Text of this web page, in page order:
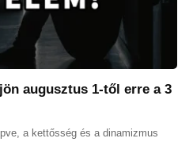
augusztus 1-től erre a 3
a kettősség és a dinamizmus